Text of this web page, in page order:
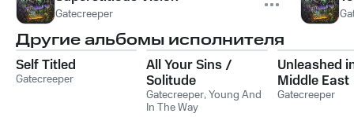
Gatecreeper
Другие альбомы исполнителя
Self Titled
Gatecreeper
All Your Sins /
Solitude
Gatecreeper,Young And
In The Way
Unleashed
Middle East
Gatecreeper